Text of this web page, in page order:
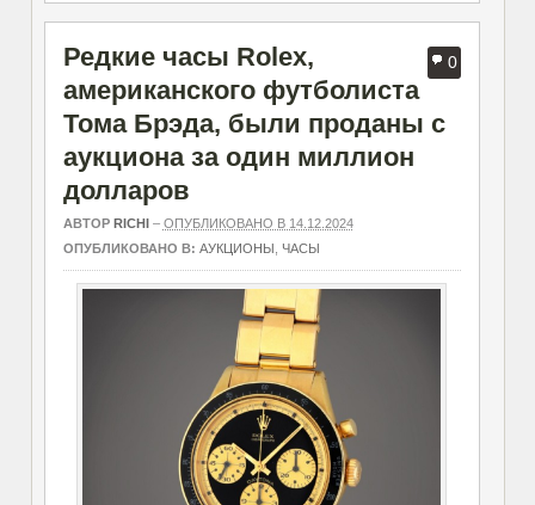
0
Редкие часы Rolex,
американского футболиста
Тома Брэда, были проданы с
аукциона за один миллион
долларов
АВТОР RICHI– ОПУБЛИКОВАНО В 14.12.2024
ОПУБЛИКОВАНО В: АУКЦИОНЫ ЧАСЫ